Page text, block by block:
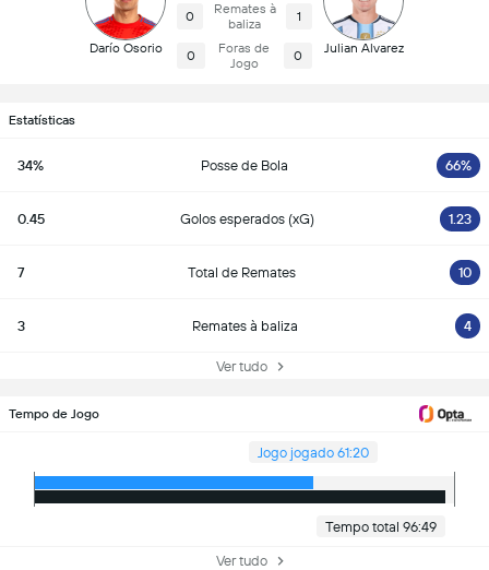
Darío Osorio
0
Remates à
baliza
1
0
Foras de
Jogo
0 Julian Alvarez
Estatísticas
34% Posse de Bola 66%
0.45 Golos esperados (xG) 1.23
7 Total de Remates 10
3 Remates à baliza 4
Ver tudo
Tempo de Jogo
Jogo jogado 61:20
Tempo total 96:49
Ver tudo